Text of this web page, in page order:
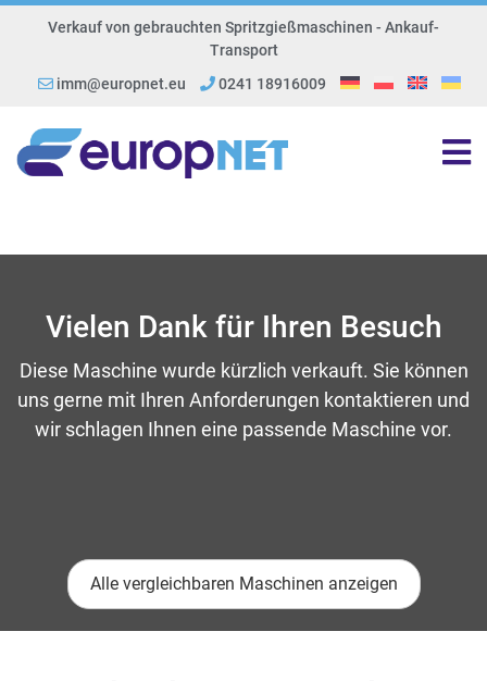
Verkauf von gebrauchten Spritzgießmaschinen - Ankauf-
Transport
imm@europnet.eu
0241 18916009
Vielen Dank für Ihren Besuch
Diese Maschine wurde kürzlich verkauft. Sie können
uns gerne mit Ihren Anforderungen kontaktieren und
wir schlagen Ihnen eine passende Maschine vor.
Alle vergleichbaren Maschinen anzeigen